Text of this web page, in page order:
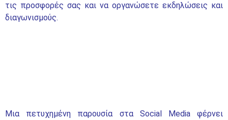
τις προσφορές σας και να οργανώσετε εκδηλώσεις και
διαγωνισμούς.
Μια πετυχημένη παρουσία στα Social Media φέρνει